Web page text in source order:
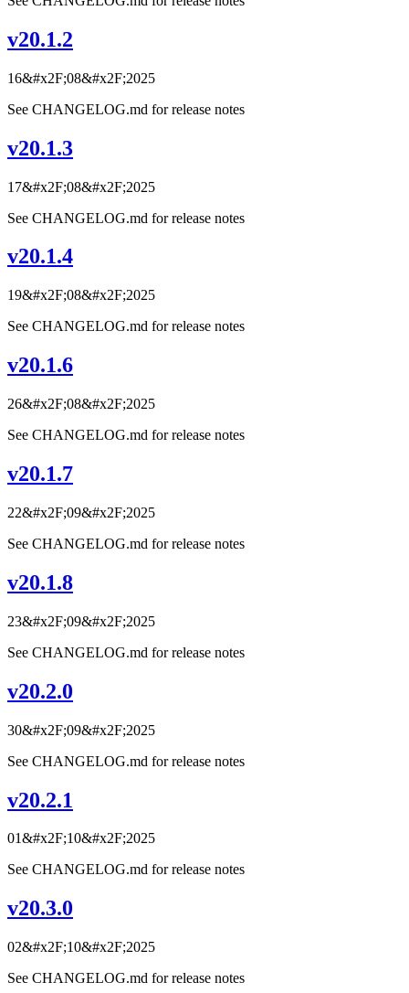
v20.1.2
16&#x2F;08&#x2F;2025
See CHANGELOG.md for release notes
v20.1.3
17&#x2F;08&#x2F;2025
See CHANGELOG.md for release notes
v20.1.4
19&#x2F;08&#x2F;2025
See CHANGELOG.md for release notes
v20.1.6
26&#x2F;08&#x2F;2025
See CHANGELOG.md for release notes
v20.1.7
22&#x2F;09&#x2F;2025
See CHANGELOG.md for release notes
v20.1.8
23&#x2F;09&#x2F;2025
See CHANGELOG.md for release notes
v20.2.0
30&#x2F;09&#x2F;2025
See CHANGELOG.md for release notes
v20.2.1
01&#x2F;10&#x2F;2025
See CHANGELOG.md for release notes
v20.3.0
02&#x2F;10&#x2F;2025
See CHANGELOG.md for release notes